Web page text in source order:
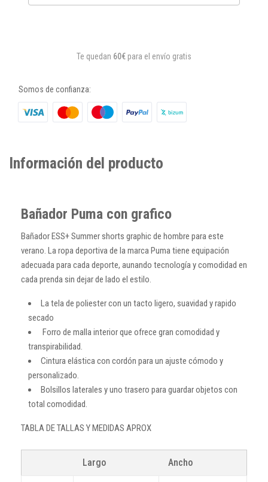
Te quedan 60€ para el envío gratis
Somos de confianza:
Información del producto
Bañador Puma con grafico
Bañador ESS+ Summer shorts graphic de hombre para este
verano. La ropa deportiva de la marca Puma tiene equipación
adecuada para cada deporte, aunando tecnología y comodidad en
cada prenda sin dejar de lado el estilo.
La tela de poliester con un tacto ligero, suavidad y rapido
secado
Forro de malla interior que ofrece gran comodidad y
transpirabilidad.
Cintura elástica con cordón para un ajuste cómodo y
personalizado.
Bolsillos laterales y uno trasero para guardar objetos con
total comodidad.
TABLA DE TALLAS Y MEDIDAS APROX
Largo Ancho